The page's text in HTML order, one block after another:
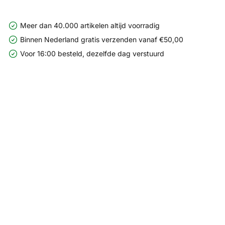
Meer dan 40.000 artikelen altijd voorradig
Binnen Nederland gratis verzenden vanaf €50,00
Voor 16:00 besteld, dezelfde dag verstuurd